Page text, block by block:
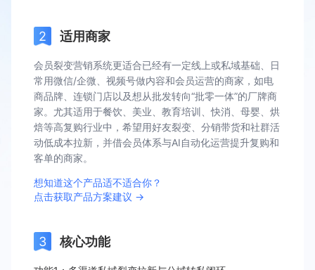
适用商家
会员裂变营销系统更适合已经有一定线上或私域基础、日
常用微信/企微、视频号做内容和会员运营的商家，如电
商品牌、连锁门店以及想从批发转向“批零一体”的厂牌商
家。尤其适用于餐饮、美业、教育培训、快消、母婴、烘
焙等高复购行业中，希望用好友裂变、分销带货和社群活
动低成本拉新，并借会员体系与AI自动化运营提升复购和
客单的商家。
想知道这个产品适不适合你？
点击获取产品方案建议 →
核心功能